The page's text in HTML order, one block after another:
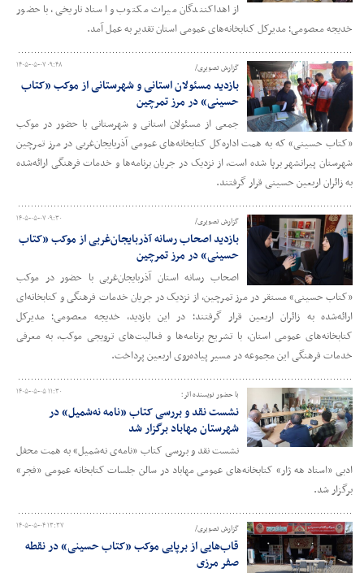
از اهداکنندگان میراث مکتوب و اسناد تاریخی، با حضور
خدیجه معصومی؛ مدیرکل کتابخانه‌های عمومی استان تقدیر به عمل آمد.
۱۴۰۵-۰۵-۰۷ ۰۹:۴۸ گزارش تصویری/
بازدید مسئولان استانی و شهرستانی از موکب «کتاب
حسینی» در مرز تمرچین
جمعی از مسئولان استانی و شهرستانی با حضور در موکب
«کتاب حسینی» که به همت اداره‌کل کتابخانه‌های عمومی آذربایجان‌غربی در مرز تمرچین
شهرستان پیرانشهر برپا شده است، از نزدیک در جریان برنامه‌ها و خدمات فرهنگی ارائه‌شده
به زائران اربعین حسینی قرار گرفتند.
۱۴۰۵-۰۵-۰۷ ۰۹:۳۰ گزارش تصویری/
بازدید اصحاب رسانه آذربایجان‌غربی از موکب «کتاب
حسینی» در مرز تمرچین
اصحاب رسانه استان آذربایجان‌غربی با حضور در موکب
«کتاب حسینی» مستقر در مرز تمرچین، از نزدیک در جریان خدمات فرهنگی و کتابخانه‌ای
ارائه‌شده به زائران اربعین قرار گرفتند؛ در این بازدید، خدیجه معصومی؛ مدیرکل
کتابخانه‌های عمومی استان، با تشریح برنامه‌ها و فعالیت‌های ترویجی موکب، به معرفی
خدمات فرهنگی این مجموعه در مسیر پیاده‌روی اربعین پرداخت.
۱۴۰۵-۰۵-۰۵ ۱۱:۳۰ با حضور نویسنده اثر؛
نشست نقد و بررسی کتاب «نامه‌ نه‌شمیل» در
شهرستان مهاباد برگزار شد
نشست نقد و بررسی کتاب «نامه‌ی نه‌شمیل» به همت محفل
ادبی «استاد هه ژار» کتابخانه‌های عمومی مهاباد در سالن جلسات کتابخانه عمومی «فجر»
برگزار شد.
۱۴۰۵-۰۵-۰۴ ۱۳:۳۷ گزارش تصویری/
قاب‌هایی از برپایی موکب «کتاب حسینی» در نقطه
صفر مرزی